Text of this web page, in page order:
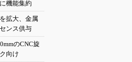
機能集約
拡大、金属
ンス供与
のCNC旋
向け